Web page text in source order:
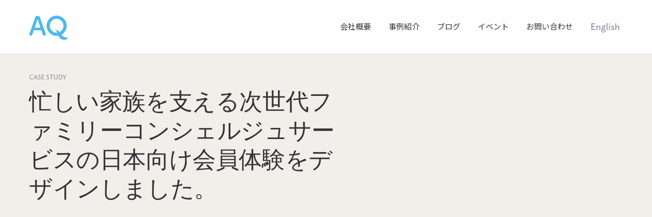
会社概要 事例紹介 ブログ イベント お問い合わせ English
CASE STUDY
忙しい家族を支える次世代フ
ァミリーコンシェルジュサー
ビスの日本向け会員体験をデ
ザインしました。